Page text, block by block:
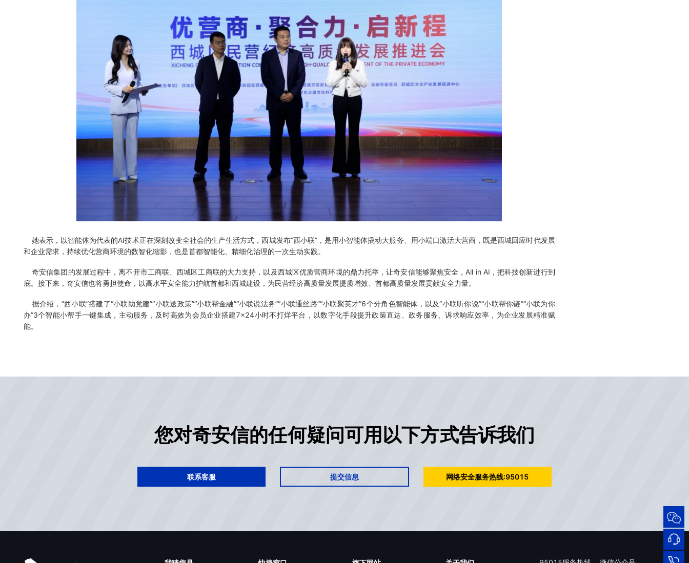
她表示，以智能体为代表的AI技术正在深刻改变全社会的生产生活方式，西城发布“西小联”，是用小智能体撬动大服务、用小端口激活大营商，既是西城回应时代发展
和企业需求，持续优化营商环境的数智化缩影，也是首都智能化、精细化治理的一次生动实践。
奇安信集团的发展过程中，离不开市工商联、西城区工商联的大力支持，以及西城区优质营商环境的鼎力托举，让奇安信能够聚焦安全，All in AI，把科技创新进行到
底。接下来，奇安信也将勇担使命，以高水平安全能力护航首都和西城建设，为民营经济高质量发展提质增效、首都高质量发展贡献安全力量。
据介绍，“西小联”搭建了“小联助党建”“小联送政策”“小联帮金融”“小联说法务”“小联通丝路”“小联聚英才”6个分角色智能体，以及“小联听你说”“小联帮你链”“小联为你
办”3个智能小帮手一键集成，主动服务，及时高效为会员企业搭建7×24小时不打烊平台，以数字化手段提升政策直达、政务服务、诉求响应效率，为企业发展精准赋
能。
95015
网络
安全
服务
热线
在线
您对奇安信的任何疑问可用以下方式告诉我们
联系客服 提交信息 网络安全服务热线:95015